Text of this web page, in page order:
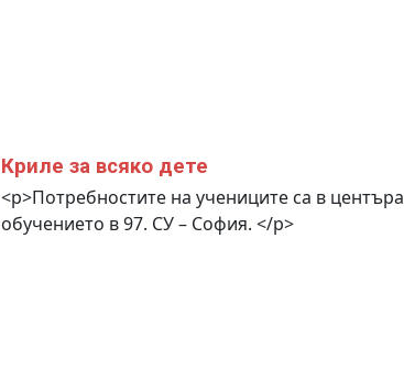
Криле за всяко дете
<p>Потребностите на учениците са в
обучението в 97. СУ – София. </p>